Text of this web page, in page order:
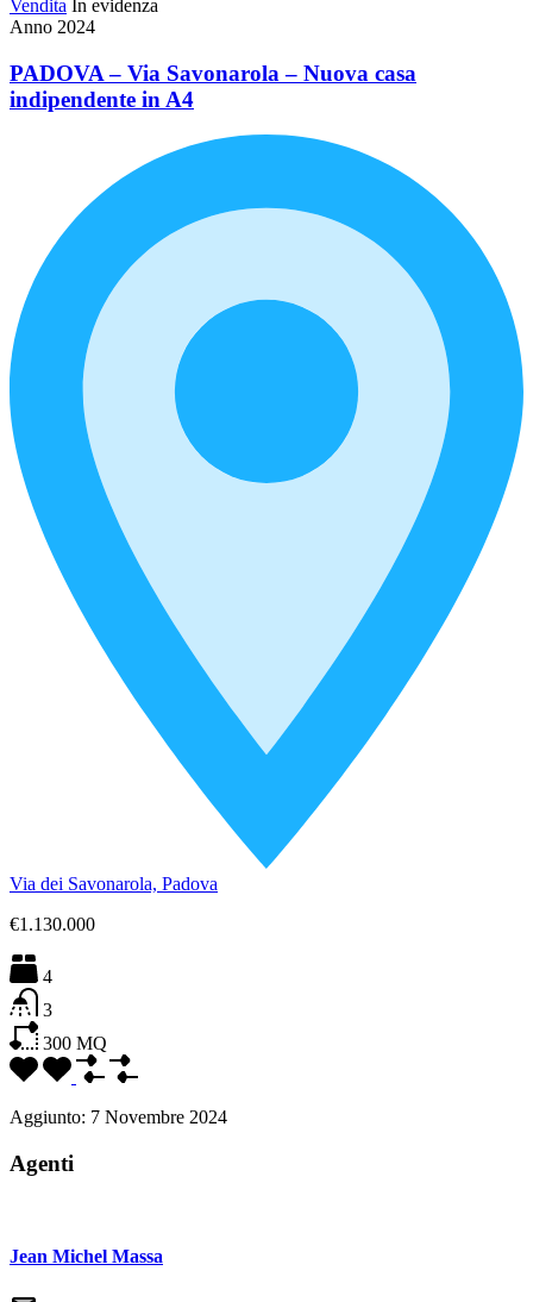
Vendita In evidenza
Anno 2024
PADOVA – Via Savonarola – Nuova casa
indipendente in A4
Via dei Savonarola, Padova
€1.130.000
4
3
300 MQ
Aggiunto: 7 Novembre 2024
Agenti
Jean Michel Massa